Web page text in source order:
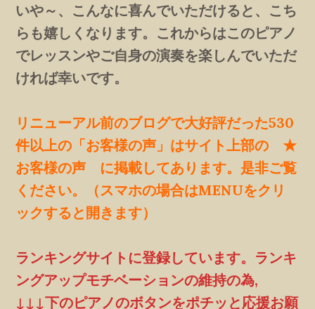
いや～、こんなに喜んでいただけると、こち
らも嬉しくなります。これからはこのピアノ
でレッスンやご自身の演奏を楽しんでいただ
ければ幸いです。
リニューアル前のブログで大好評だった530
件以上の「お客様の声」はサイト上部の ★
お客様の声 に掲載してあります。是非ご覧
ください。（スマホの場合はMENUをクリ
ックすると開きます）
ランキングサイトに登録しています。ランキ
ングアップモチベーションの維持の為,
↓↓↓下のピアノのボタンをポチッと応援お願